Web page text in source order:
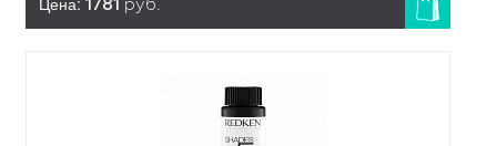
1781 руб.